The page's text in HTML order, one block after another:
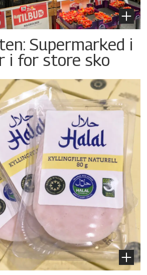
Supermarked i
i for store sko